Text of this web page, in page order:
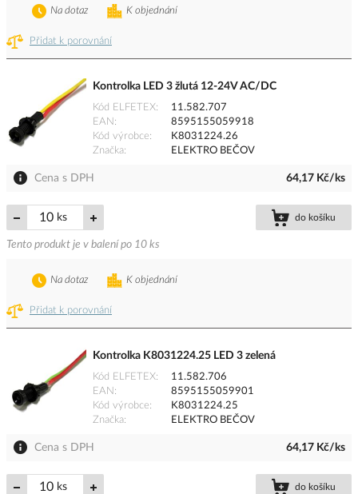
Přidat k porovnání
K objednání
Na dotaz
Kontrolka LED 3 žlutá 12-24V AC/DC
Kód ELFETEX
11.582.707
EAN
8595155059918
Kód výrobce
K8031224.26
Značka
ELEKTRO BEČOV
Cena s DPH 64,17 Kč/ks
ks do košíku
Tento produkt je v balení po 10 ks
Přidat k porovnání
K objednání
Na dotaz
Kontrolka K8031224.25 LED 3 zelená
Kód ELFETEX
11.582.706
EAN
8595155059901
Kód výrobce
K8031224.25
Značka
ELEKTRO BEČOV
Cena s DPH 64,17 Kč/ks
ks do košíku